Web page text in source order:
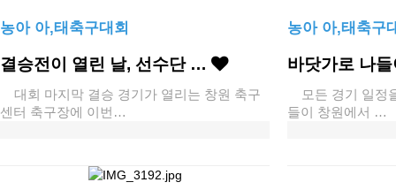
농아 아,태축구대회
결승전이 열린 날, 선수단 …
대회 마지막 결승 경기가 열리는 창원 축구
센터 축구장에 이번…
농아 아,태축구
바닷가로 나
모든 경기 일정
들이 창원에서 …